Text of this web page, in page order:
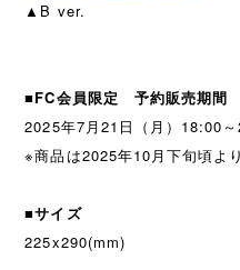
▲B ver.
■FC会員限定 予約販売期間
2025年7月21日（月）18:00
※商品は2025年10月下旬頃よ
■サイズ
225x290(mm)